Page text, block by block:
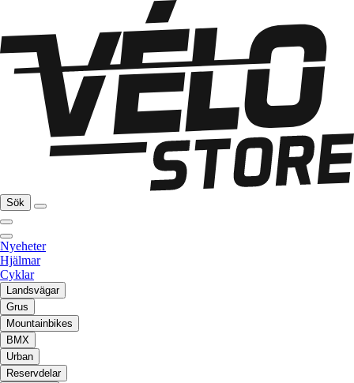
Sök
Nyeheter
Hjälmar
Cyklar
Landsvägar
Grus
Mountainbikes
BMX
Urban
Reservdelar